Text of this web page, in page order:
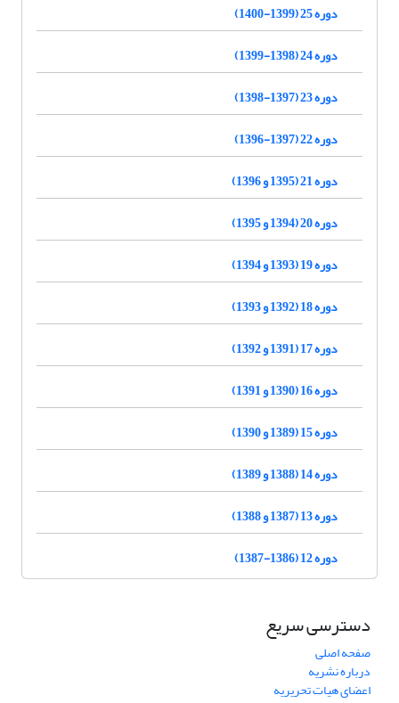
دوره 25 (1399-1400)
دوره 24 (1398-1399)
دوره 23 (1397-1398)
دوره 22 (1397-1396)
دوره 21 (1395 و 1396)
دوره 20 (1394 و 1395)
دوره 19 (1393 و 1394)
دوره 18 (1392 و 1393)
دوره 17 (1391 و 1392)
دوره 16 (1390 و 1391)
دوره 15 (1389 و 1390)
دوره 14 (1388 و 1389)
دوره 13 (1387 و 1388)
دوره 12 (1386-1387)
دسترسی سریع
صفحه اصلی
درباره نشریه
اعضای هیات تحریریه